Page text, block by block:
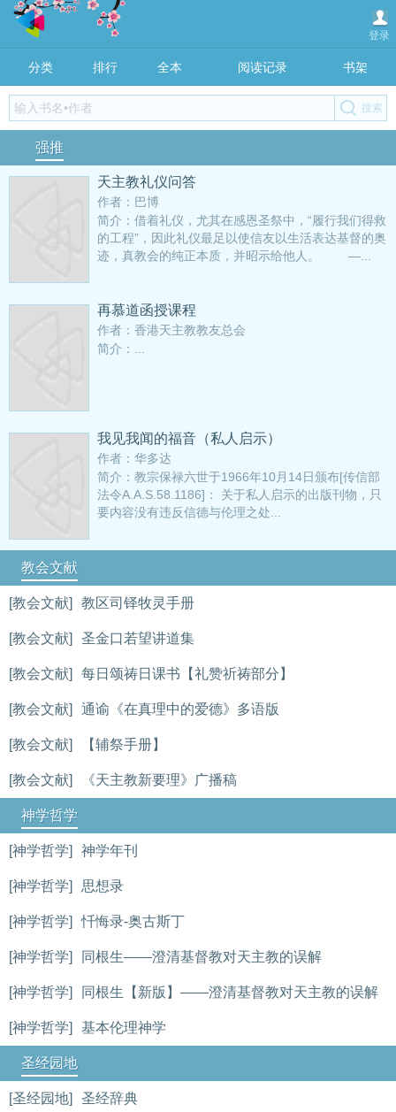
登录
分类 排行 全本 阅读记录 书架
强推
天主教礼仪问答
作者：巴博
简介：借着礼仪，尤其在感恩圣祭中，“履行我们得救
的工程”，因此礼仪最足以使信友以生活表达基督的奥
迹，真教会的纯正本质，并昭示给他人。 —...
再慕道函授课程
作者：香港天主教教友总会
简介：...
我见我闻的福音（私人启示）
作者：华多达
简介：教宗保禄六世于1966年10月14日颁布[传信部
法令A.A.S.58.1186]： 关于私人启示的出版刊物，只
要内容没有违反信德与伦理之处...
教会文献
[教会文献] 教区司铎牧灵手册
[教会文献] 圣金口若望讲道集
[教会文献] 每日颂祷日课书【礼赞祈祷部分】
[教会文献] 通谕《在真理中的爱德》多语版
[教会文献] 【辅祭手册】
[教会文献] 《天主教新要理》广播稿
神学哲学
[神学哲学] 神学年刊
[神学哲学] 思想录
[神学哲学] 忏悔录-奥古斯丁
[神学哲学] 同根生——澄清基督教对天主教的误解
[神学哲学] 同根生【新版】——澄清基督教对天主教的误解
[神学哲学] 基本伦理神学
圣经园地
[圣经园地] 圣经辞典